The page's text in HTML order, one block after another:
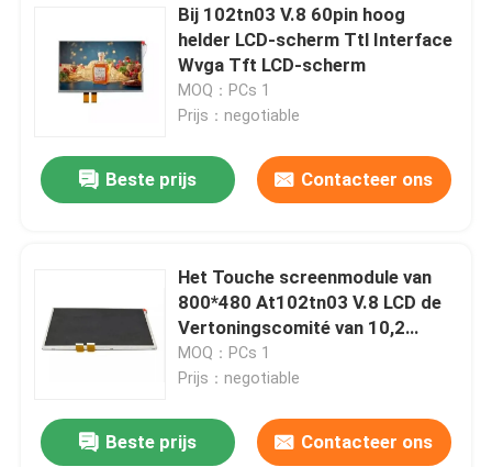
Bij 102tn03 V.8 60pin hoog
helder LCD-scherm Ttl Interface
Wvga Tft LCD-scherm
MOQ：PCs 1
Prijs：negotiable
Beste prijs Contacteer ons
Het Touche screenmodule van
800*480 At102tn03 V.8 LCD de
Vertoningscomité van 10,2
Duimtft lcd
MOQ：PCs 1
Prijs：negotiable
Beste prijs Contacteer ons